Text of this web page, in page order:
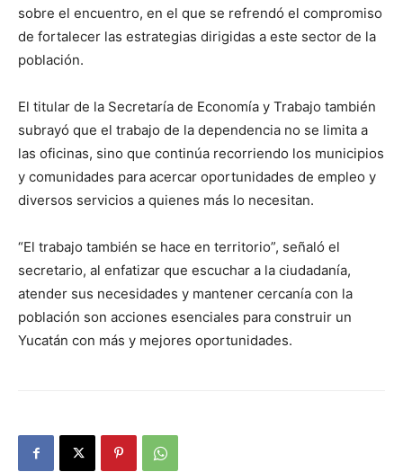
sobre el encuentro, en el que se refrendó el compromiso
de fortalecer las estrategias dirigidas a este sector de la
población.
El titular de la Secretaría de Economía y Trabajo también
subrayó que el trabajo de la dependencia no se limita a
las oficinas, sino que continúa recorriendo los municipios
y comunidades para acercar oportunidades de empleo y
diversos servicios a quienes más lo necesitan.
“El trabajo también se hace en territorio”, señaló el
secretario, al enfatizar que escuchar a la ciudadanía,
atender sus necesidades y mantener cercanía con la
población son acciones esenciales para construir un
Yucatán con más y mejores oportunidades.